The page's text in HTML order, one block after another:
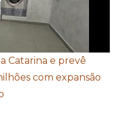
Catarina e prevê
com expansão